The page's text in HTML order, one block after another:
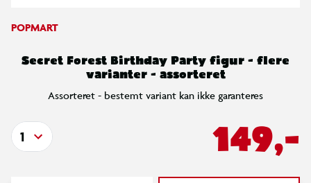
POPMART
Secret Forest Birthday Party figur - flere
varianter - assorteret
Assorteret - bestemt variant kan ikke garanteres
149,-
1